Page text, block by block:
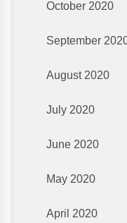
October 2020
September
August 2020
July 2020
June 2020
May 2020
April 2020